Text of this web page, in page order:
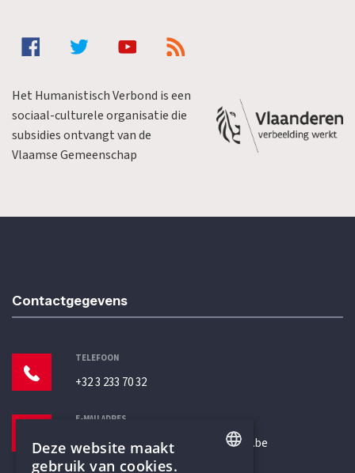
Het Humanistisch Verbond is een
sociaal-culturele organisatie die
subsidies ontvangt van de
Vlaamse Gemeenschap
Contactgegevens
TELEFOON
+32 3 233 70 32
E-MAILADRES
secretariaat@humanistischverbond.be
Deze website maakt
gebruik van cookies.